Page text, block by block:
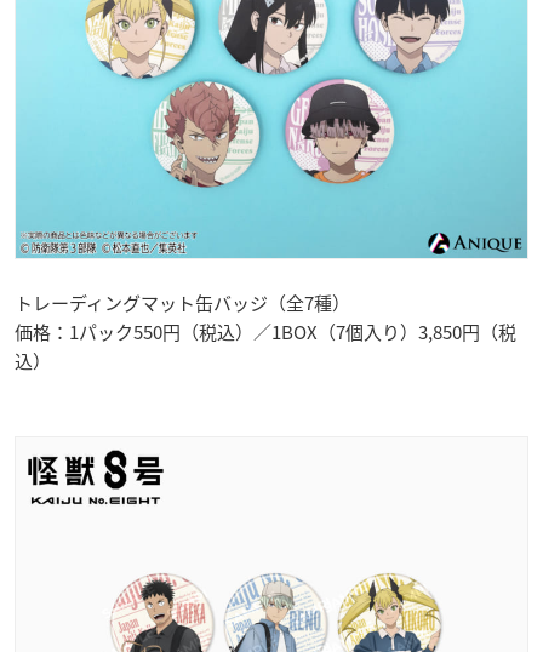
トレーディングマット缶バッジ（全7種）
価格：1パック550円（税込）／1BOX（7個入り）3,850円（税
込）